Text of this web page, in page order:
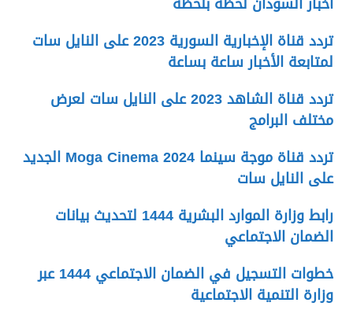
تردد قناة الإخبارية السورية 2023 على النايل سات
لمتابعة الأخبار ساعة بساعة
تردد قناة الشاهد 2023 على النايل سات لعرض
مختلف البرامج
تردد قناة موجة سينما 2024 Moga Cinema الجديد
على النايل سات
رابط وزارة الموارد البشرية 1444 لتحديث بيانات
الضمان الاجتماعي
خطوات التسجيل في الضمان الاجتماعي 1444 عبر
وزارة التنمية الاجتماعية